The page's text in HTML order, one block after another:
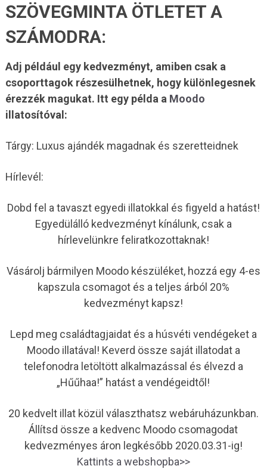
SZÖVEGMINTA ÖTLETET A
SZÁMODRA:
Adj például egy kedvezményt, amiben csak a
csoporttagok részesülhetnek, hogy különlegesnek
érezzék magukat. Itt egy példa a Moodo
illatosítóval:
Tárgy: Luxus ajándék magadnak és szeretteidnek
Hírlevél:
Dobd fel a tavaszt egyedi illatokkal és figyeld a hatást!
Egyedülálló kedvezményt kínálunk, csak a
hírlevelünkre feliratkozottaknak!
Vásárolj bármilyen Moodo készüléket, hozzá egy 4-es
kapszula csomagot és a teljes árból 20%
kedvezményt kapsz!
Lepd meg családtagjaidat és a húsvéti vendégeket a
Moodo illatával! Keverd össze saját illatodat a
telefonodra letöltött alkalmazással és élvezd a
„Hűűhaa!” hatást a vendégeidtől!
20 kedvelt illat közül választhatsz webáruházunkban.
Állítsd össze a kedvenc Moodo csomagodat
kedvezményes áron legkésőbb 2020.03.31-ig!
Kattints a webshopba>>